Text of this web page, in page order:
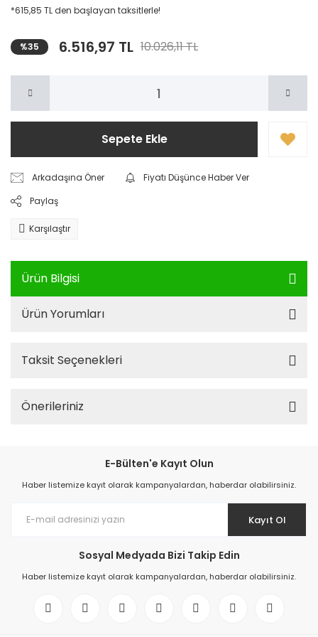
*615,85 TL den başlayan taksitlerle!
%35 6.516,97 TL 10.026,11 TL
Sepete Ekle
Arkadaşına Öner
Fiyatı Düşünce Haber Ver
Paylaş
Karşılaştır
Ürün Bilgisi
Ürün Yorumları
Taksit Seçenekleri
Önerileriniz
E-Bülten'e Kayıt Olun
Haber listemize kayıt olarak kampanyalardan, haberdar olabilirsiniz.
Kayıt Ol
Sosyal Medyada Bizi Takip Edin
Haber listemize kayıt olarak kampanyalardan, haberdar olabilirsiniz.